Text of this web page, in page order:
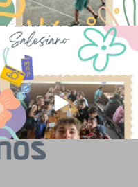
la alegría en el campamento
...